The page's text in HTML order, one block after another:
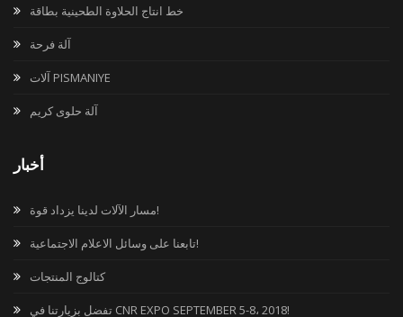
خط انتاج الحلاوة الطحينية بطاقة
آلة فرحة
آلات PISMANIYE
آلة حلوى كريم
أخبار
مسار الآلات لدينا يزداد قوة!
تابعنا على وسائل الاعلام الاجتماعية!
كتالوج المنتجات
تفضل بزيارتنا في CNR EXPO SEPTEMBER 5-8، 2018!